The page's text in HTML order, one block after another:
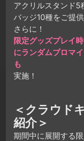
アクリルスタンド5
バッジ10種をご提
さらに！
限定グッズプレイ
にランダムブロマ
も
実施！
＜クラウド
紹介＞
期間中に展開する